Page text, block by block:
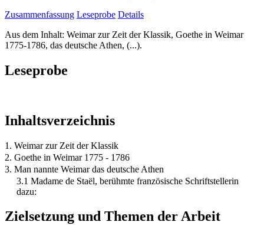
Zusammenfassung Leseprobe Details
Aus dem Inhalt: Weimar zur Zeit der Klassik, Goethe in Weimar
1775-1786, das deutsche Athen, (...).
Leseprobe
Inhaltsverzeichnis
1. Weimar zur Zeit der Klassik
2. Goethe in Weimar 1775 - 1786
3. Man nannte Weimar das deutsche Athen
3.1 Madame de Staël, berühmte französische Schriftstellerin
dazu:
Zielsetzung und Themen der Arbeit